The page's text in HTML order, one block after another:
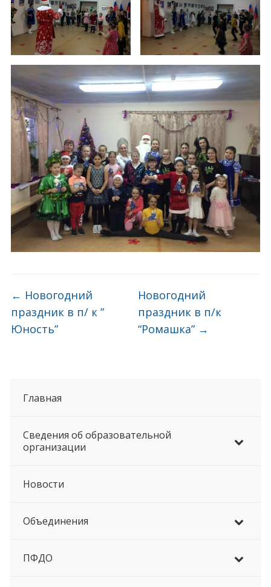
Главная
Сведения об образовательной
организации
Новости
Объединения
ПФДО
← Новогодний
праздник в п/ к ”
Юность”
Новогодний
праздник в п/к
“Ромашка” →